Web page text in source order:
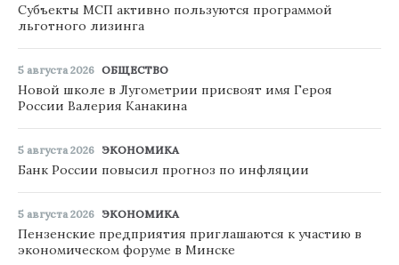
Субъекты МСП активно пользуются программой
льготного лизинга
5 августа 2026 ОБЩЕСТВО
Новой школе в Лугометрии присвоят имя Героя
России Валерия Канакина
5 августа 2026 ЭКОНОМИКА
Банк России повысил прогноз по инфляции
5 августа 2026 ЭКОНОМИКА
Пензенские предприятия приглашаются к участию в
экономическом форуме в Минске